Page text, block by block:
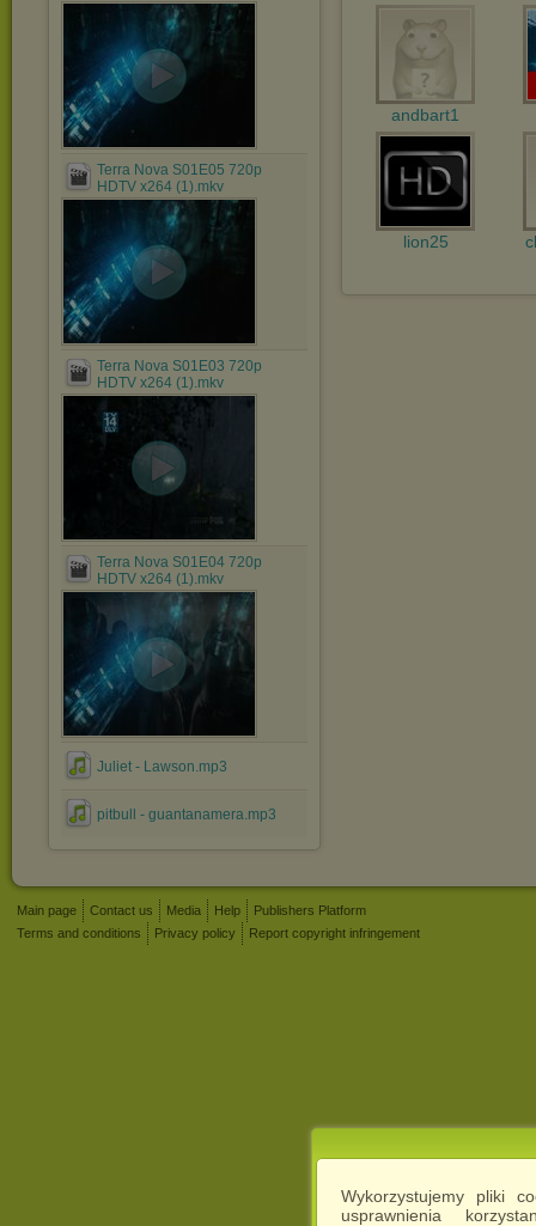
Wykorzystujemy pliki
usprawnienia
Terra Nova S01E05 720p
HDTV x264 (1).mkv
Terra Nova S01E03 720p
HDTV x264 (1).mkv
Terra Nova S01E04 720p
HDTV x264 (1).mkv
Juliet - Lawson.mp3
pitbull - guantanamera.mp3
andbart1
lion25
Main page Contact us Media Help
Publishers Platform
Terms and conditions
Privacy policy Report copyright infringement